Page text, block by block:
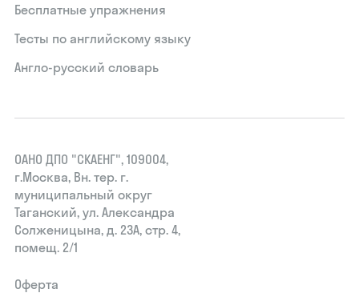
Бесплатные упражнения
Тесты по английскому языку
Англо-русский словарь
ОАНО ДПО "СКАЕНГ", 109004,
г.Москва, Вн. тер. г.
муниципальный округ
Таганский, ул. Александра
Солженицына, д. 23А, стр. 4,
помещ. 2/1
Оферта